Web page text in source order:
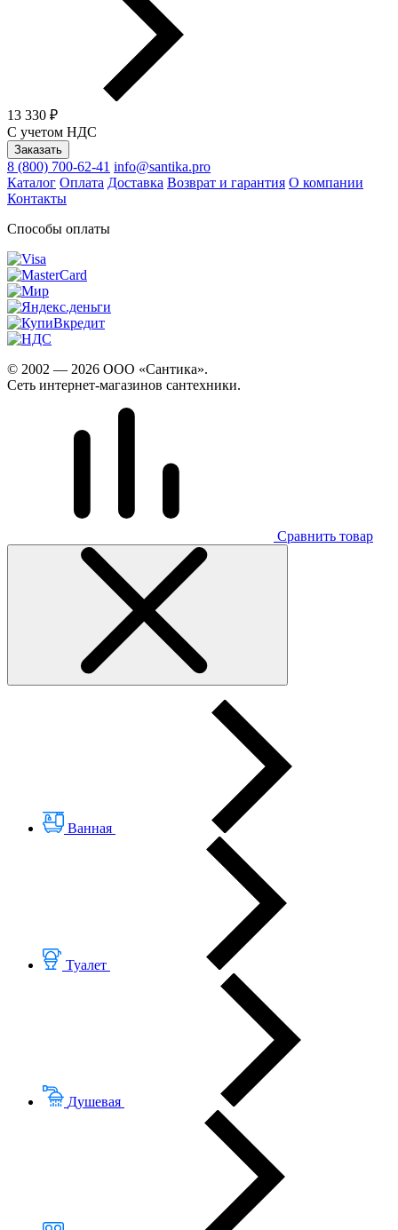
13 330 ₽
С учетом НДС
Заказать
8 (800) 700-62-41 info@santika.pro
Каталог Оплата Доставка Возврат и гарантия О компании
Контакты
Способы оплаты
© 2002 — 2026 ООО «Сантика».
Сеть интернет-магазинов сантехники.
Сравнить товар
Ванная
Туалет
Душевая